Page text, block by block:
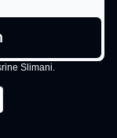
Slimani.